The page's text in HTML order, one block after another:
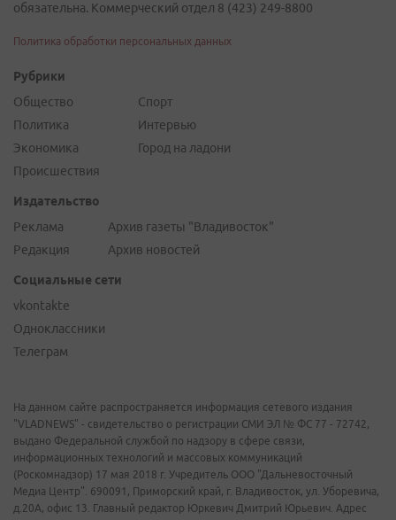
обязательна. Коммерческий отдел 8 (423) 249-8800
Политика обработки персональных данных
Рубрики
Общество
Политика
Экономика
Происшествия
Спорт
Интервью
Город на ладони
Издательство
Реклама
Редакция
Архив газеты "Владивосток"
Архив новостей
Социальные сети
vkontakte
Одноклассники
Телеграм
На данном сайте распространяется информация сетевого издания
"VLADNEWS" - свидетельство о регистрации СМИ ЭЛ № ФС 77 - 72742,
выдано Федеральной службой по надзору в сфере связи,
информационных технологий и массовых коммуникаций
(Роскомнадзор) 17 мая 2018 г. Учредитель ООО "Дальневосточный
Медиа Центр". 690091, Приморский край, г. Владивосток, ул. Уборевича,
д.20А, офис 13. Главный редактор Юркевич Дмитрий Юрьевич. Адрес